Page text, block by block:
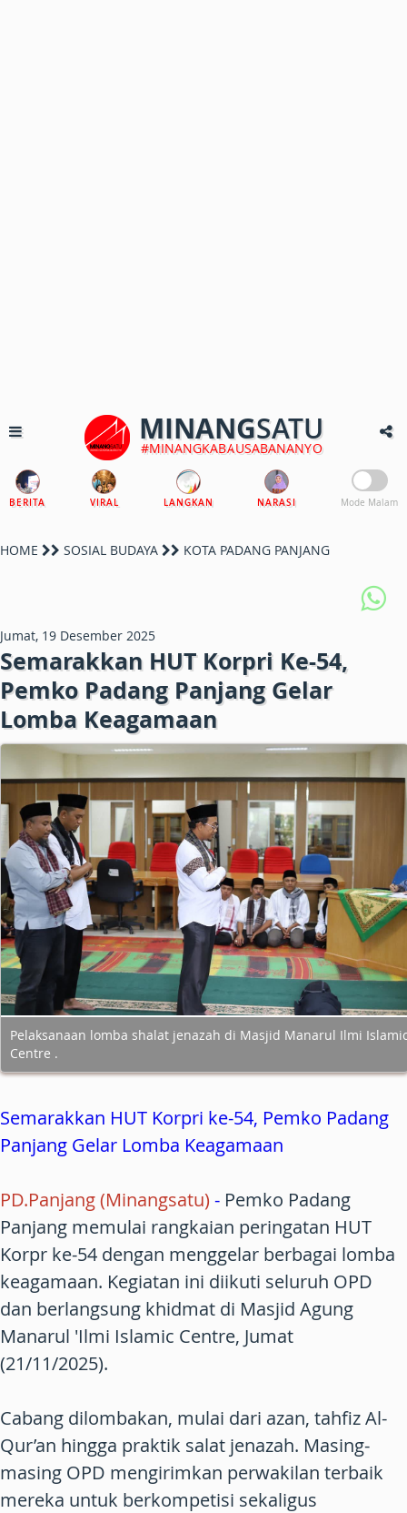
MINANGSATU
#MINANGKABAUSABANANYO
BERITA VIRAL LANGKAN NARASI Mode Malam
HOME SOSIAL BUDAYA KOTA PADANG PANJANG
Jumat, 19 Desember 2025
Semarakkan HUT Korpri Ke-54,
Pemko Padang Panjang Gelar
Lomba Keagamaan
Pelaksanaan lomba shalat jenazah di Masjid Manarul Ilmi
Centre .
Semarakkan HUT Korpri ke-54, Pemko Padang
Panjang Gelar Lomba Keagamaan
PD.Panjang (Minangsatu) - Pemko Padang
Panjang memulai rangkaian peringatan HUT
Korpr ke-54 dengan menggelar berbagai lomba
keagamaan. Kegiatan ini diikuti seluruh OPD
dan berlangsung khidmat di Masjid Agung
Manarul 'Ilmi Islamic Centre, Jumat
(21/11/2025).
Cabang dilombakan, mulai dari azan, tahfiz Al-
Qur’an hingga praktik salat jenazah. Masing-
masing OPD mengirimkan perwakilan terbaik
mereka untuk berkompetisi sekaligus